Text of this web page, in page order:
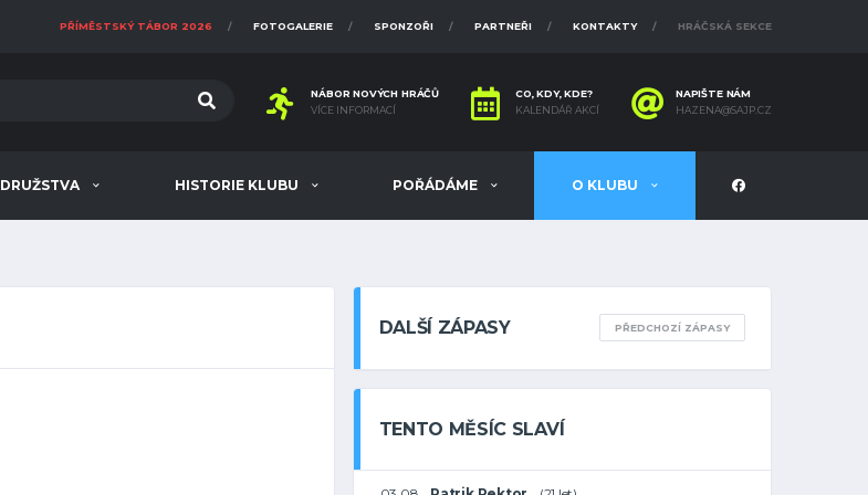
PŘÍMĚSTSKÝ TÁBOR 2026 FOTOGALERIE SPONZOŘI PARTNEŘI KONTAKTY HRÁČSKÁ SEKCE
NÁBOR NOVÝCH HRÁČŮ
VÍCE INFORMACÍ
CO, KDY, KDE?
KALENDÁŘ AKCÍ
NAPIŠTE NÁM
HAZENA@SAJP.CZ
DRUŽSTVA HISTORIE KLUBU POŘÁDÁME O KLUBU
DALŠÍ ZÁPASY PŘEDCHOZÍ ZÁPASY
TENTO MĚSÍC SLAVÍ